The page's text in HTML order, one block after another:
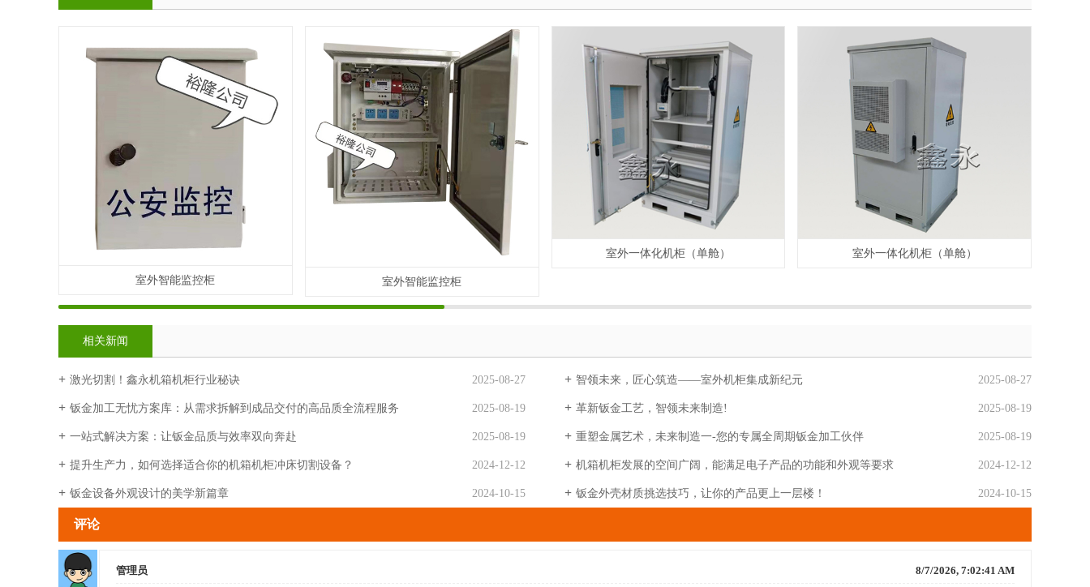
室外智能监控柜 室外智能监控柜
室外一体化机柜（单舱） 室外一体化机柜（单舱）
相关新闻
激光切割！鑫永机箱机柜行业秘诀 2025-08-27 智领未来，匠心筑造——室外机柜集成新纪元 2025-08-27
钣金加工无忧方案库：从需求拆解到成品交付的高品质全流程服务 2025-08-19 革新钣金工艺，智领未来制造! 2025-08-19
一站式解决方案：让钣金品质与效率双向奔赴 2025-08-19 重塑金属艺术，未来制造一-您的专属全周期钣金加工伙伴 2025-08-19
提升生产力，如何选择适合你的机箱机柜冲床切割设备？ 2024-12-12 机箱机柜发展的空间广阔，能满足电子产品的功能和外观等要求 2024-12-12
钣金设备外观设计的美学新篇章 2024-10-15 钣金外壳材质挑选技巧，让你的产品更上一层楼！ 2024-10-15
评论
8/7/2026, 7:02:41 AM
管理员